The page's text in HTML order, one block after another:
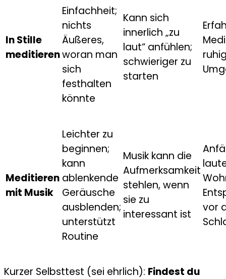
In Stille
meditieren
Einfachheit;
nichts
Äußeres,
woran man
sich
festhalten
könnte
Kann sich
innerlich „zu
laut“ anfühlen;
schwieriger zu
starten
Meditieren
mit Musik
Leichter zu
beginnen;
kann
ablenkende
Geräusche
ausblenden;
unterstützt
Routine
Musik kann die
Aufmerksamkeit
stehlen, wenn
sie zu
interessant ist
vor
Kurzer Selbsttest (sei ehrlich): Findest du